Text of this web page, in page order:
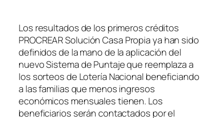
Los resultados de los primeros créditos
PROCREAR Solución Casa Propia ya han sido
definidos de la mano de la aplicación del
nuevo Sistema de Puntaje que reemplaza a
los sorteos de Lotería Nacional beneficiando
a las familias que menos ingresos
económicos mensuales tienen. Los
beneficiarios serán contactados por el